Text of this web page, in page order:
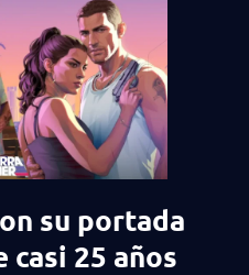
su portada
25 años